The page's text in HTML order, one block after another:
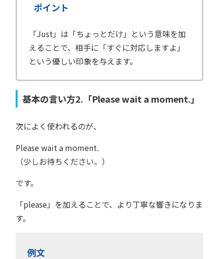
ポイント
「Just」は「ちょっとだけ」という意味を加
えることで、相手に「すぐに対応しますよ」
という優しい印象を与えます。
基本の言い方2.「Please wait a moment.」
次によく使われるのが、
Please wait a moment.
（少しお待ちください。）
です。
「please」を加えることで、より丁寧な響きになりま
す。
例文